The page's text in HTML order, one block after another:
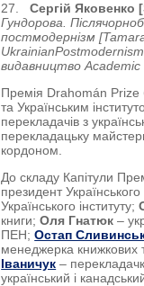
27.Сергій Яковенко [
Гундорова.
постмодернізм [
UkrainianPostmodernism
видавництво Academic
Премія Drahomán Prize
та Українським
перекладачів з
перекладацьку
кордоном.
До складу Капітули
президент
Українського інституту;
книги;Оля Гнатюк –
ПЕН;Остап
менеджерка книжкових
Іваничук –
український і